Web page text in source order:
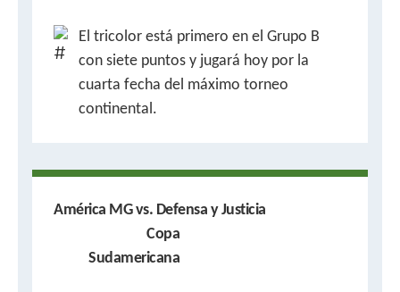
El tricolor está primero en el Grupo B
con siete puntos y jugará hoy por la
cuarta fecha del máximo torneo
continental.
América MG vs. Defensa y Justicia
Copa
Sudamericana